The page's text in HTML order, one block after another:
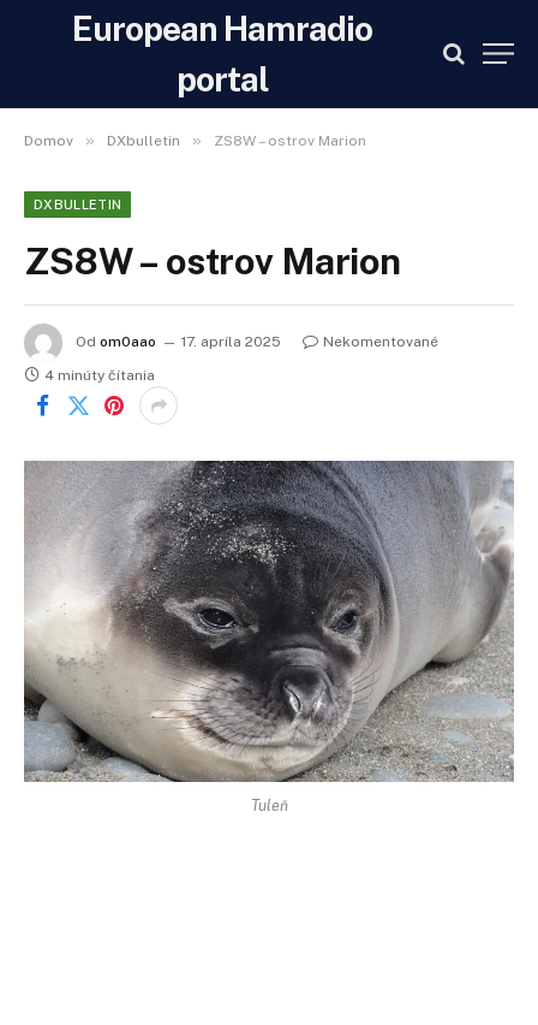
European Hamradio
portal
Domov » DXbulletin » ZS8W – ostrov Marion
DXBULLETIN
ZS8W – ostrov Marion
Od om0aao 17. apríla 2025
Nekomentované
4 minúty čítania
Tuleň